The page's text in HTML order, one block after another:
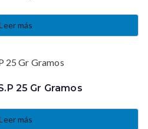
más
25 Gr Gramos
más